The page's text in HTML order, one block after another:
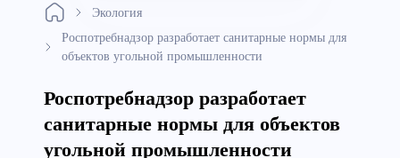
Экология
Роспотребнадзор разработает санитарные нормы для
объектов угольной промышленности
Роспотребнадзор разработает
санитарные нормы для объектов
угольной промышленности